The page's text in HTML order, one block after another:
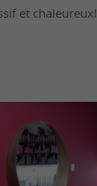
et chaleureux!